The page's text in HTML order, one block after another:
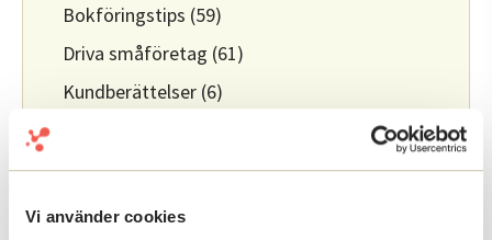
Vi använder cookies
Bokföringstips (59)
Driva småföretag (61)
Kundberättelser (6)
Nystartad(8)